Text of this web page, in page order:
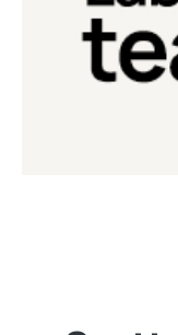
Laboratorio di